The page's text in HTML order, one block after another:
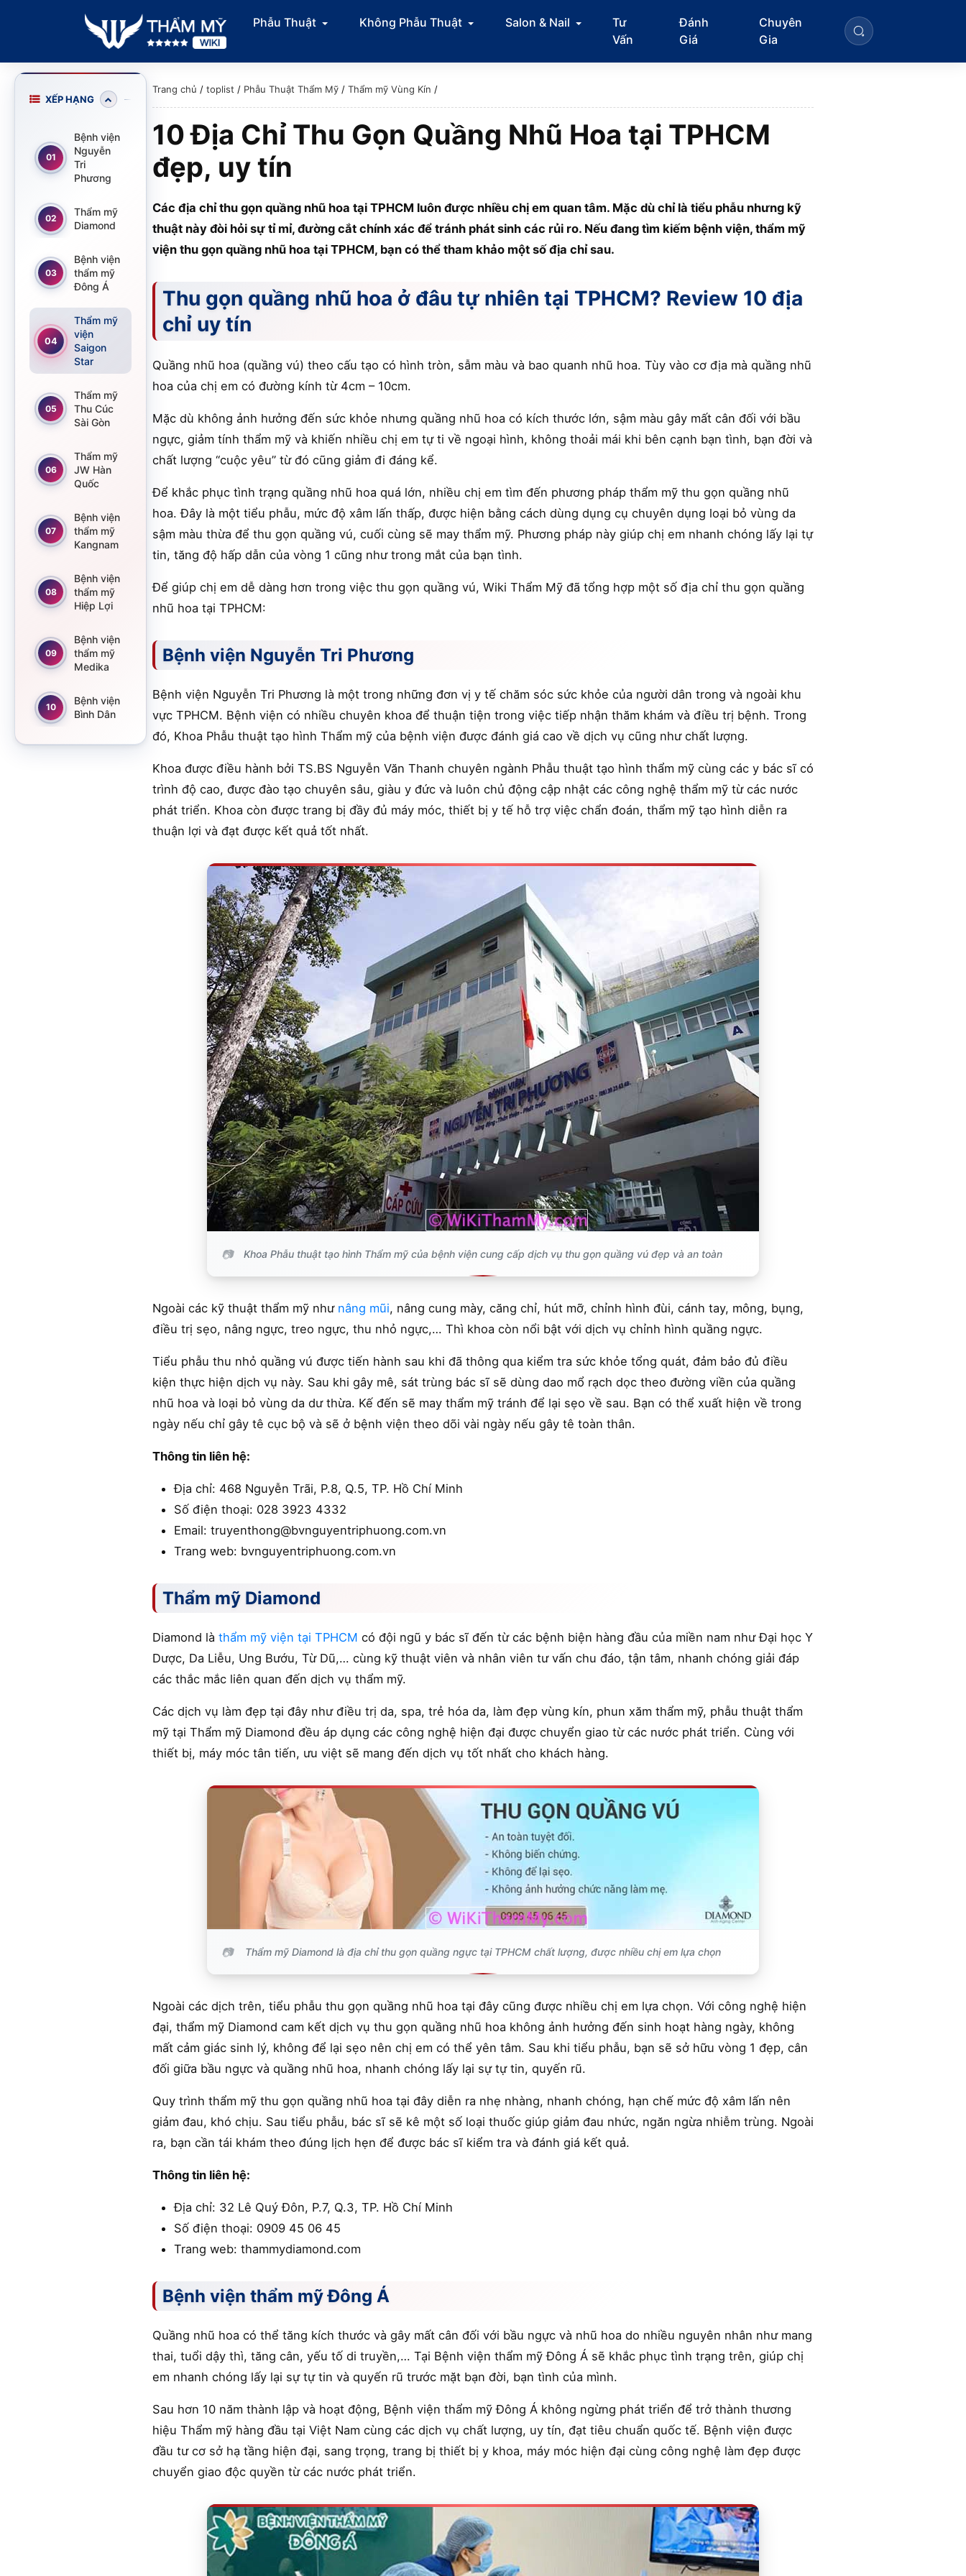
Phẫu Thuật Không Phẫu Thuật Salon & Nail
Tư
Vấn
Đánh
Giá
Chuyên
Gia
XẾP HẠNG
01
Bệnh viện
Nguyễn
Tri
Phương
02
Thẩm mỹ
Diamond
03
Bệnh viện
thẩm mỹ
Đông Á
04
Thẩm mỹ
viện
Saigon
Star
05
Thẩm mỹ
Thu Cúc
Sài Gòn
06
Thẩm mỹ
JW Hàn
Quốc
07
Bệnh viện
thẩm mỹ
Kangnam
08
Bệnh viện
thẩm mỹ
Hiệp Lợi
09
Bệnh viện
thẩm mỹ
Medika
10
Bệnh viện
Bình Dân
Trang chủ / toplist / Phẫu Thuật Thẩm Mỹ / Thẩm mỹ Vùng Kín /
10 Địa Chỉ Thu Gọn Quầng Nhũ Hoa tại TPHCM
đẹp, uy tín
Các địa chỉ thu gọn quầng nhũ hoa tại TPHCM luôn được nhiều chị em quan tâm. Mặc dù chỉ là tiểu phẫu nhưng kỹ
thuật này đòi hỏi sự tỉ mỉ, đường cắt chính xác để tránh phát sinh các rủi ro. Nếu đang tìm kiếm bệnh viện, thẩm mỹ
viện thu gọn quầng nhũ hoa tại TPHCM, bạn có thể tham khảo một số địa chỉ sau.
Thu gọn quầng nhũ hoa ở đâu tự nhiên tại TPHCM? Review 10 địa
chỉ uy tín
Quầng nhũ hoa (quầng vú) theo cấu tạo có hình tròn, sẫm màu và bao quanh nhũ hoa. Tùy vào cơ địa mà quầng nhũ
hoa của chị em có đường kính từ 4cm – 10cm.
Mặc dù không ảnh hưởng đến sức khỏe nhưng quầng nhũ hoa có kích thước lớn, sậm màu gây mất cân đối với bầu
ngực, giảm tính thẩm mỹ và khiến nhiều chị em tự ti về ngoại hình, không thoải mái khi bên cạnh bạn tình, bạn đời và
chất lượng “cuộc yêu” từ đó cũng giảm đi đáng kể.
Để khắc phục tình trạng quầng nhũ hoa quá lớn, nhiều chị em tìm đến phương pháp thẩm mỹ thu gọn quầng nhũ
hoa. Đây là một tiểu phẫu, mức độ xâm lấn thấp, được hiện bằng cách dùng dụng cụ chuyên dụng loại bỏ vùng da
sậm màu thừa để thu gọn quầng vú, cuối cùng sẽ may thẩm mỹ. Phương pháp này giúp chị em nhanh chóng lấy lại tự
tin, tăng độ hấp dẫn của vòng 1 cũng như trong mắt của bạn tình.
Để giúp chị em dễ dàng hơn trong việc thu gọn quầng vú, Wiki Thẩm Mỹ đã tổng hợp một số địa chỉ thu gọn quầng
nhũ hoa tại TPHCM:
Bệnh viện Nguyễn Tri Phương
Bệnh viện Nguyễn Tri Phương là một trong những đơn vị y tế chăm sóc sức khỏe của người dân trong và ngoài khu
vực TPHCM. Bệnh viện có nhiều chuyên khoa để thuận tiện trong việc tiếp nhận thăm khám và điều trị bệnh. Trong
đó, Khoa Phẫu thuật tạo hình Thẩm mỹ của bệnh viện được đánh giá cao về dịch vụ cũng như chất lượng.
Khoa được điều hành bởi TS.BS Nguyễn Văn Thanh chuyên ngành Phẫu thuật tạo hình thẩm mỹ cùng các y bác sĩ có
trình độ cao, được đào tạo chuyên sâu, giàu y đức và luôn chủ động cập nhật các công nghệ thẩm mỹ từ các nước
phát triển. Khoa còn được trang bị đầy đủ máy móc, thiết bị y tế hỗ trợ việc chẩn đoán, thẩm mỹ tạo hình diễn ra
thuận lợi và đạt được kết quả tốt nhất.
Khoa Phẫu thuật tạo hình Thẩm mỹ của bệnh viện cung cấp dịch vụ thu gọn quầng vú đẹp và an toàn
Ngoài các kỹ thuật thẩm mỹ như nâng mũi, nâng cung mày, căng chỉ, hút mỡ, chỉnh hình đùi, cánh tay, mông, bụng,
điều trị sẹo, nâng ngực, treo ngực, thu nhỏ ngực,… Thì khoa còn nổi bật với dịch vụ chỉnh hình quầng ngực.
Tiểu phẫu thu nhỏ quầng vú được tiến hành sau khi đã thông qua kiểm tra sức khỏe tổng quát, đảm bảo đủ điều
kiện thực hiện dịch vụ này. Sau khi gây mê, sát trùng bác sĩ sẽ dùng dao mổ rạch dọc theo đường viền của quầng
nhũ hoa và loại bỏ vùng da dư thừa. Kế đến sẽ may thẩm mỹ tránh để lại sẹo về sau. Bạn có thể xuất hiện về trong
ngày nếu chỉ gây tê cục bộ và sẽ ở bệnh viện theo dõi vài ngày nếu gây tê toàn thân.
Thông tin liên hệ:
Địa chỉ: 468 Nguyễn Trãi, P.8, Q.5, TP. Hồ Chí Minh
Số điện thoại: 028 3923 4332
Email: truyenthong@bvnguyentriphuong.com.vn
Trang web: bvnguyentriphuong.com.vn
Thẩm mỹ Diamond
Diamond là thẩm mỹ viện tại TPHCM có đội ngũ y bác sĩ đến từ các bệnh biện hàng đầu của miền nam như Đại học Y
Dược, Da Liễu, Ung Bướu, Từ Dũ,… cùng kỹ thuật viên và nhân viên tư vấn chu đáo, tận tâm, nhanh chóng giải đáp
các thắc mắc liên quan đến dịch vụ thẩm mỹ.
Các dịch vụ làm đẹp tại đây như điều trị da, spa, trẻ hóa da, làm đẹp vùng kín, phun xăm thẩm mỹ, phẫu thuật thẩm
mỹ tại Thẩm mỹ Diamond đều áp dụng các công nghệ hiện đại được chuyển giao từ các nước phát triển. Cùng với
thiết bị, máy móc tân tiến, ưu việt sẽ mang đến dịch vụ tốt nhất cho khách hàng.
Thẩm mỹ Diamond là địa chỉ thu gọn quầng ngực tại TPHCM chất lượng, được nhiều chị em lựa chọn
Ngoài các dịch trên, tiểu phẫu thu gọn quầng nhũ hoa tại đây cũng được nhiều chị em lựa chọn. Với công nghệ hiện
đại, thẩm mỹ Diamond cam kết dịch vụ thu gọn quầng nhũ hoa không ảnh hưởng đến sinh hoạt hàng ngày, không
mất cảm giác sinh lý, không để lại sẹo nên chị em có thể yên tâm. Sau khi tiểu phẫu, bạn sẽ sở hữu vòng 1 đẹp, cân
đối giữa bầu ngực và quầng nhũ hoa, nhanh chóng lấy lại sự tự tin, quyến rũ.
Quy trình thẩm mỹ thu gọn quầng nhũ hoa tại đây diễn ra nhẹ nhàng, nhanh chóng, hạn chế mức độ xâm lấn nên
giảm đau, khó chịu. Sau tiểu phẫu, bác sĩ sẽ kê một số loại thuốc giúp giảm đau nhức, ngăn ngừa nhiễm trùng. Ngoài
ra, bạn cần tái khám theo đúng lịch hẹn để được bác sĩ kiểm tra và đánh giá kết quả.
Thông tin liên hệ:
Địa chỉ: 32 Lê Quý Đôn, P.7, Q.3, TP. Hồ Chí Minh
Số điện thoại: 0909 45 06 45
Trang web: thammydiamond.com
Bệnh viện thẩm mỹ Đông Á
Quầng nhũ hoa có thể tăng kích thước và gây mất cân đối với bầu ngực và nhũ hoa do nhiều nguyên nhân như mang
thai, tuổi dậy thì, tăng cân, yếu tố di truyền,… Tại Bệnh viện thẩm mỹ Đông Á sẽ khắc phục tình trạng trên, giúp chị
em nhanh chóng lấy lại sự tự tin và quyến rũ trước mặt bạn đời, bạn tình của mình.
Sau hơn 10 năm thành lập và hoạt động, Bệnh viện thẩm mỹ Đông Á không ngừng phát triển để trở thành thương
hiệu Thẩm mỹ hàng đầu tại Việt Nam cùng các dịch vụ chất lượng, uy tín, đạt tiêu chuẩn quốc tế. Bệnh viện được
đầu tư cơ sở hạ tầng hiện đại, sang trọng, trang bị thiết bị y khoa, máy móc hiện đại cùng công nghệ làm đẹp được
chuyển giao độc quyền từ các nước phát triển.